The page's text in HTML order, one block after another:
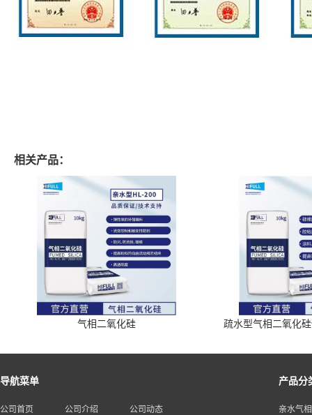
相关产品：
气相二氧化硅 疏水型气相二氧化
导航菜单
公司首页 公司介绍 公司动态
产品分
亲水气